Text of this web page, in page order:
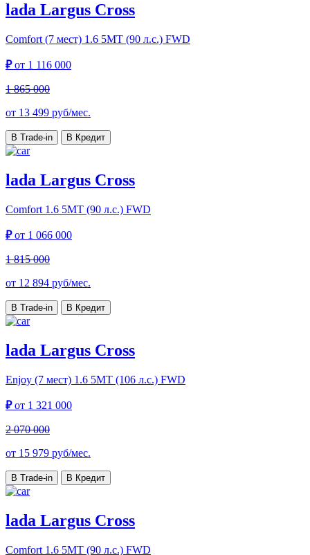
lada Largus Cross
Comfort (7 мест) 1.6 5МТ (90 л.с.) FWD
₽от 1 116 000
1 865 000
от 13 499 руб/мес.
В Trade-in В Кредит
lada Largus Cross
Comfort 1.6 5МТ (90 л.с.) FWD
₽от 1 066 000
1 815 000
от 12 894 руб/мес.
В Trade-in В Кредит
lada Largus Cross
Enjoy (7 мест) 1.6 5МТ (106 л.с.) FWD
₽от 1 321 000
2 070 000
от 15 979 руб/мес.
В Trade-in В Кредит
lada Largus Cross
Comfort 1.6 5МТ (90 л.с.) FWD